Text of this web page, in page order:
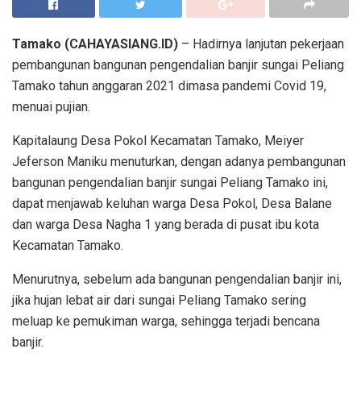
Tamako (CAHAYASIANG.ID) – Hadirnya lanjutan pekerjaan
pembangunan bangunan pengendalian banjir sungai Peliang
Tamako tahun anggaran 2021 dimasa pandemi Covid 19,
menuai pujian.
Kapitalaung Desa Pokol Kecamatan Tamako, Meiyer
Jeferson Maniku menuturkan, dengan adanya pembangunan
bangunan pengendalian banjir sungai Peliang Tamako ini,
dapat menjawab keluhan warga Desa Pokol, Desa Balane
dan warga Desa Nagha 1 yang berada di pusat ibu kota
Kecamatan Tamako.
Menurutnya, sebelum ada bangunan pengendalian banjir ini,
jika hujan lebat air dari sungai Peliang Tamako sering
meluap ke pemukiman warga, sehingga terjadi bencana
banjir.